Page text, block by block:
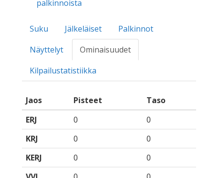
palkinnoista
Suku Jälkeläiset
Palkinnot
Näyttelyt
Ominaisuudet
Kilpailustatistiikka
Jaos Pisteet
Taso
ERJ
0
0
KRJ
0
0
KERJ
0
0